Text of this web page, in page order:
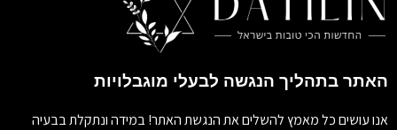
האתר בתהליך הנגשה לבעלי מוגבלויות
אנו עושים כל מאמץ להשלים את הנגשת האתר! במידה ונתקלת בבעיה